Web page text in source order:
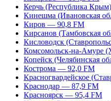
Керчь (Республика
Кинешма (Ивановская
Киров — 90,8 FM
Кирсанов (Тамбовская
Кисловодск
Комсомольск-на-Амуре
Копейск (Челябинская
Кострома — 92,0 FM
Красногвардейское
Краснодар — 87,9 FM
Красноярск — 95,4 FM